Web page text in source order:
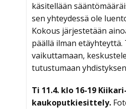
käsitellään
sen yhteydessä ole
Kokous järjestetään
päällä ilman etäyhteyttä.
vaikuttamaan,
tutustumaan
Ti 11.4. klo 16-19
kaukoputkiesittely.